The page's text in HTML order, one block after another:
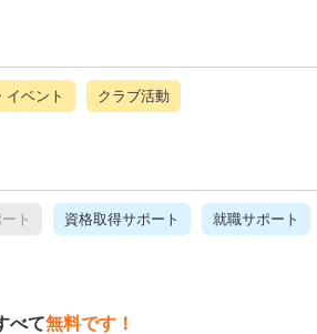
イベント クラブ活動
ト 資格取得サポート 就職サポート
べて無料です！